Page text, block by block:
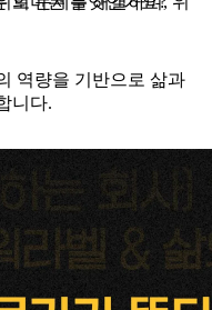
역량을 기반으로 삶과
니다.